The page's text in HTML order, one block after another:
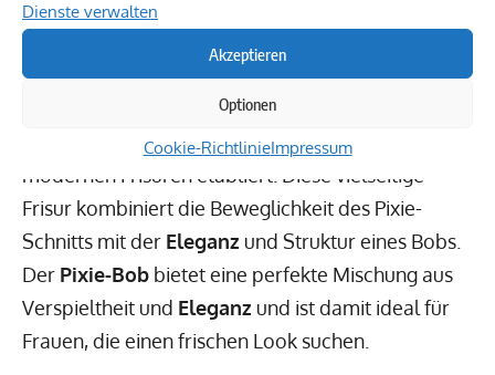
Dienste verwalten
Akzeptieren
Optionen
Cookie-RichtlinieImpressum
von Glamour kreiert.
Moderne Kurzhaarschnitte: Pixie-Bob
Pixie-Bobhat sich als eine der gefragtesten
modernen Frisuren etabliert. Diese vielseitige
Frisur kombiniert die Beweglichkeit des Pixie-
Schnitts mit der Eleganz und Struktur eines Bobs.
Der Pixie-Bob bietet eine perfekte Mischung aus
Verspieltheit und Eleganz und ist damit ideal für
Frauen, die einen frischen Look suchen.